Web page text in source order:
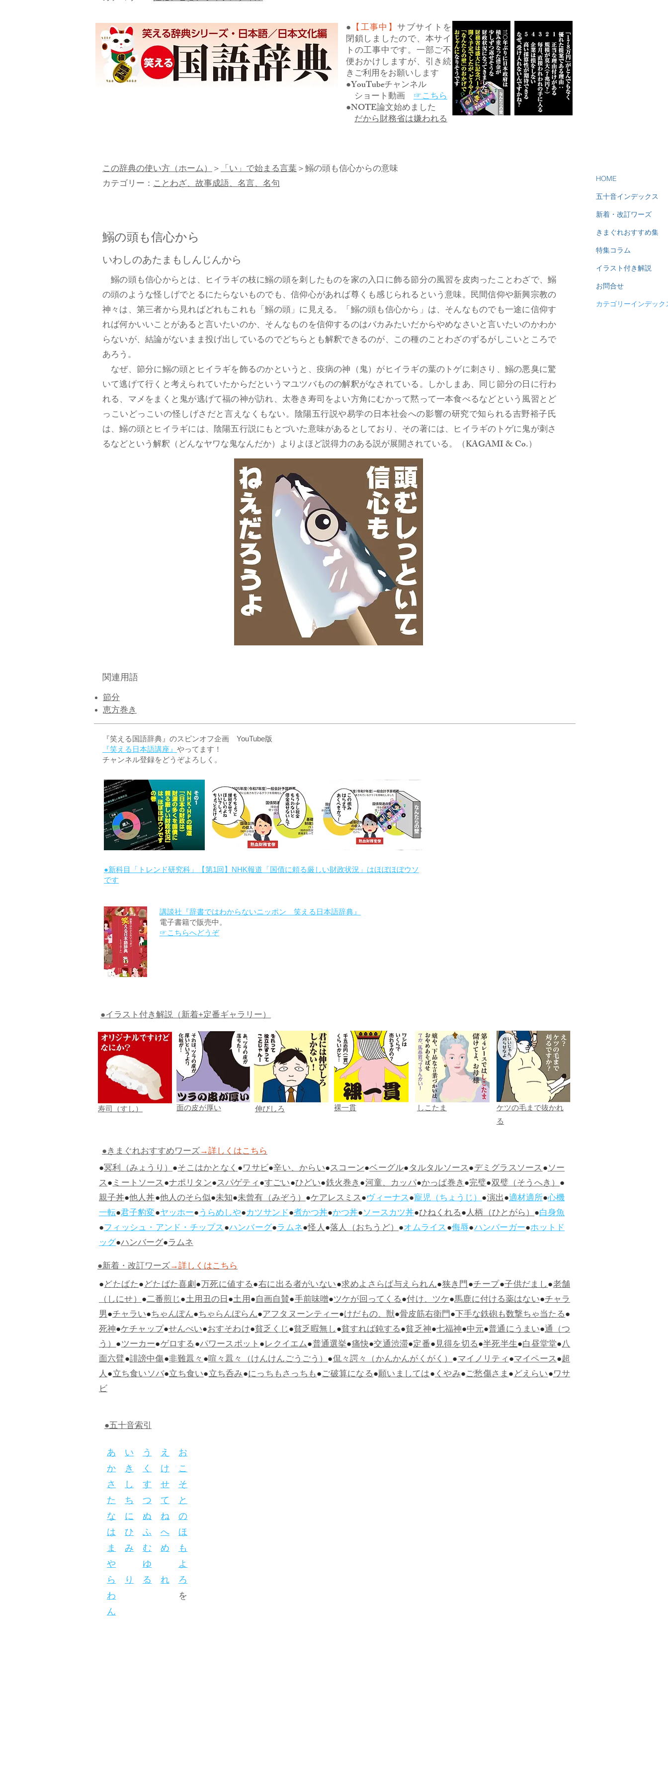
● 【工事中】サブサイトを
閉鎖しましたので、本サイ
トの工事中です。一部ご不
便おかけしますが、引き続
きご利用をお願いします
●YouTubeチャンネル
ショート動画 ☞こちら
●NOTE論文始めました
だから財務省は嫌われる
この辞典の使い方（ホーム）＞「い」で始まる言葉＞鰯の頭も信心からの意味
カテゴリー： ことわざ、故事成語、名言、名句
鰯の頭も信心から
いわしのあたまもしんじんから
鰯の頭も信心からとは、ヒイラギの枝に鰯の頭を刺したものを家の入口に飾る節分の風習を皮肉ったことわざで、鰯
の頭のような怪しげでとるにたらないものでも、信仰心があれば尊くも感じられるという意味。民間信仰や新興宗教の
神々は、第三者から見ればどれもこれも「鰯の頭」に見える。「鰯の頭も信心から」は、そんなものでも一途に信仰す
れば何かいいことがあると言いたいのか、そんなものを信仰するのはバカみたいだからやめなさいと言いたいのかわか
らないが、結論がないまま投げ出しているのでどちらとも解釈できるのが、この種のことわざのずるがしこいところで
あろう。
なぜ、節分に鰯の頭とヒイラギを飾るのかというと、疫病の神（鬼）がヒイラギの葉のトゲに刺さり、鰯の悪臭に驚
いて逃げて行くと考えられていたからだというマユツバものの解釈がなされている。しかしまあ、同じ節分の日に行わ
れる、マメをまくと鬼が逃げて福の神が訪れ、太巻き寿司をよい方角にむかって黙って一本食べるなどという風習とど
っこいどっこいの怪しげさだと言えなくもない。陰陽五行説や易学の日本社会への影響の研究で知られる吉野裕子氏
は、鰯の頭とヒイラギには、陰陽五行説にもとづいた意味があるとしており、その著には、ヒイラギのトゲに鬼が刺さ
るなどという解釈（どんなヤワな鬼なんだか）よりよほど説得力のある説が展開されている。（KAGAMI & Co.）
関連用語
節分
恵方巻き
HOME
五十音インデックス
新着・改訂ワーズ
きまぐれおすすめ集
特集コラム
イラスト付き解説
お問合せ
カテゴリーインデック
『笑える国語辞典』のスピンオフ企画 YouTube版
『笑える日本語講座』 やってます！
チャンネル登録をどうぞよろしく。
●新科目「トレンド研究科」【第1回】NHK報道「国債に頼る厳しい財政状況」はほぼほぼウソ
です
講談社『辞書ではわからないニッポン 笑える日本語辞典』
電子書籍で販売中。
☞こちらへどうぞ
●イラスト付き解説（新着+定番ギャラリー）
寿司（すし） 面の皮が厚い 伸びしろ 裸一貫 しこたま
ケツの毛まで抜かれ
る
●きまぐれおすすめワーズ→詳しくはこちら
●冥利（みょうり）●そこはかとなく●ワサビ●辛い、からい●スコーン●ベーグル●タルタルソース●デミグラスソース●ソー
ス●ミートソース●ナポリタン●スパゲティ●すごい●ひどい●鉄火巻き●河童、カッパ●かっぱ巻き●完璧●双璧（そうへき）●
親子丼●他人丼●他人のそら似●未知●未曾有（みぞう）●ケアレスミス●ヴィーナス●寵児（ちょうじ）●演出●適材適所●心機
一転●君子豹変●ヤッホー●うらめしや●カツサンド●煮かつ丼●かつ丼●ソースカツ丼●ひねくれる●人柄（ひとがら）●白身魚
●フィッシュ・アンド・チップス●ハンバーグ●ラムネ●怪人●落人（おちうど）●オムライス●侮辱●ハンバーガー●ホットド
ッグ●ハンバーグ●ラムネ
●新着・改訂ワーズ→詳しくはこちら
●どたばた●どたばた喜劇●万死に値する●右に出る者がいない●求めよさらば与えられん●狭き門●チープ●子供だまし●老舗
（しにせ）●二番煎じ●土用丑の日●土用●自画自賛●手前味噌●ツケが回ってくる●付け、ツケ●馬鹿に付ける薬はない●チャラ
男●チャラい●ちゃんぽん●ちゃらんぽらん●アフタヌーンティー●けだもの、獣●骨皮筋右衛門●下手な鉄砲も数撃ちゃ当たる●
死神●ケチャップ●せんべい●おすそわけ●貧乏くじ●貧乏暇無し●貧すれば鈍する●貧乏神●七福神●中元●普通にうまい●通（つ
う）●ツーカー●ゲロする●パワースポット●レクイエム●普通選挙●痛快●交通渋滞●定番●見得を切る●半死半生●白昼堂堂●八
面六臂●誹謗中傷●非難囂々●喧々囂々（けんけんごうごう）●侃々諤々（かんかんがくがく）●マイノリティ●マイペース●超
人●立ち食いソバ●立ち食い●立ち呑み●にっちもさっちも●ご破算になる●願いましては●くやみ●ご愁傷さま●どえらい●ワサ
ビ
●五十音索引
あ い う え お
か き く け こ
さ し す せ そ
た ち つ て と
な に ぬ ね の
は ひ ふ へ ほ
ま み む め も
や
ゆ
よ
ら り る れ ろ
わ を
ん